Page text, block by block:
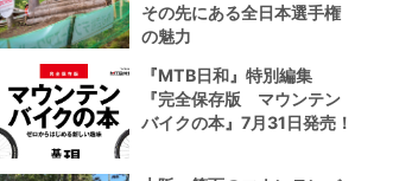
その先にある全日本選手権
の魅力
『MTB日和』特別編集
『完全保存版 マウンテン
バイクの本』7月31日発売！